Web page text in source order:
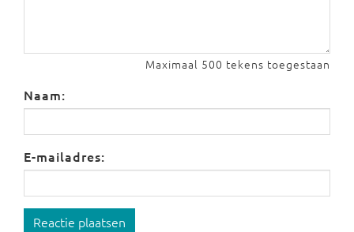
Maximaal 500 tekens toegestaan
Naam:
E-mailadres:
Reactie plaatsen